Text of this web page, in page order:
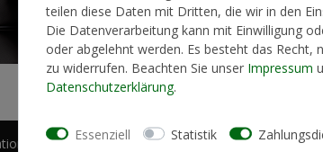
teilen diese Daten mit Dritten, die wir in den
Die Datenverarbeitung kann mit Einwilligung
oder abgelehnt werden. Es besteht das Recht,
zu widerrufen. Beachten Sie unser Impressum
Daten­schutz­erklärung.
Essenziell Statistik